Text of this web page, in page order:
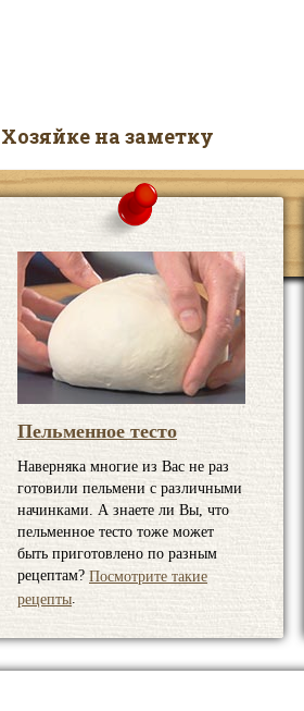
Хозяйке на заметку
Пельменное тесто
Наверняка многие из Вас не раз
готовили пельмени с различными
начинками. А знаете ли Вы, что
пельменное тесто тоже может
быть приготовлено по разным
рецептам? Посмотрите такие
рецепты